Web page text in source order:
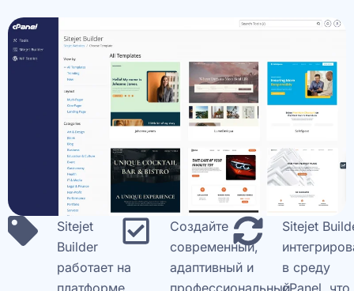
Sitejet
Builder
работает на
Создайте
современный,
адаптивный и
Sitejet
в среду